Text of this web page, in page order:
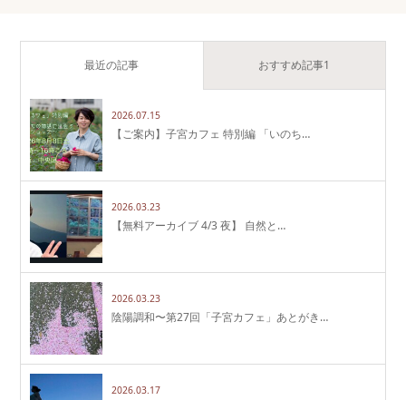
最近の記事 おすすめ記事1
2026.07.15
【ご案内】子宮カフェ 特別編 「いのち…
2026.03.23
【無料アーカイブ 4/3 夜】 自然と…
2026.03.23
陰陽調和〜第27回「子宮カフェ」あとがき…
2026.03.17